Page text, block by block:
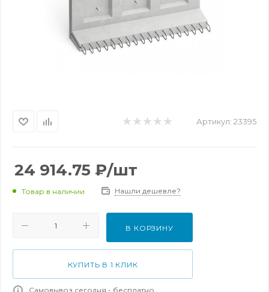
Артикул: 23395
24 914.75 ₽/шт
Товар в наличии Нашли дешевле?
В КОРЗИНУ
КУПИТЬ В 1 КЛИК
Самовывоз сегодня - бесплатно